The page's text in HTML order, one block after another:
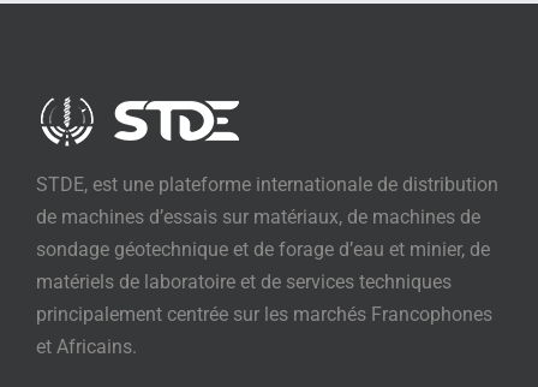
STDE, est une plateforme internationale de distribution
de machines d’essais sur matériaux, de machines de
sondage géotechnique et de forage d’eau et minier, de
matériels de laboratoire et de services techniques
principalement centrée sur les marchés Francophones
et Africains.